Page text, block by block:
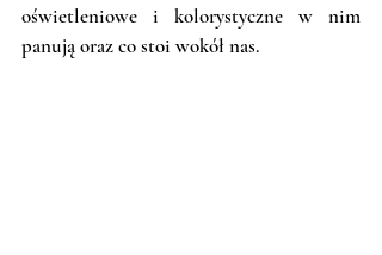
oświetleniowe i kolorystyczne w nim
panują oraz co stoi wokół nas.